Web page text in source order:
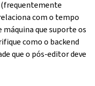
(frequentemente
com o tempo
máquina que suporte os
como o backend
que o pós-editor deve